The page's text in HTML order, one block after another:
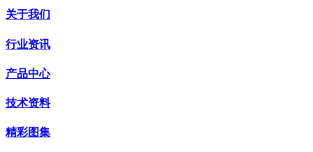
关于我们
行业资讯
产品中心
技术资料
精彩图集